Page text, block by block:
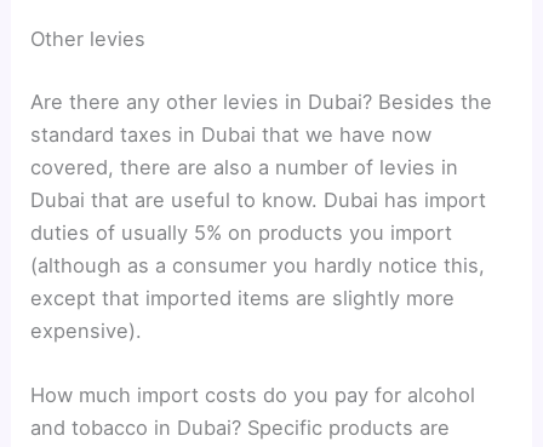
Other levies
Are there any other levies in Dubai? Besides the
standard taxes in Dubai that we have now
covered, there are also a number of levies in
Dubai that are useful to know. Dubai has import
duties of usually 5% on products you import
(although as a consumer you hardly notice this,
except that imported items are slightly more
expensive).
How much import costs do you pay for alcohol
and tobacco in Dubai? Specific products are